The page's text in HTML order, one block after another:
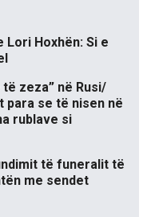
Lori Hoxhën: Si e
zeza” në Rusi/
se të nisen në
rublave si
të funeralit të
me sendet